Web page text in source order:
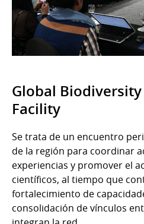
Global
Facility
Se trata de un encuentro
de la región para coordinar
experiencias y promover el
científicos, al tiempo que
fortalecimiento de
consolidación de vínculos